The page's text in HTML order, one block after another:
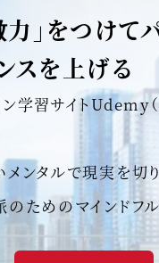
力」をつけて
スを上げる
学習サイトUdemy
メンタルで現実を切り
のためのマインドフル